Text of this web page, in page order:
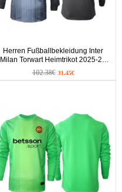
Herren Fußballbekleidung Inter
Milan Torwart Heimtrikot 2025-26
Langarm
102.38€ 31.45€